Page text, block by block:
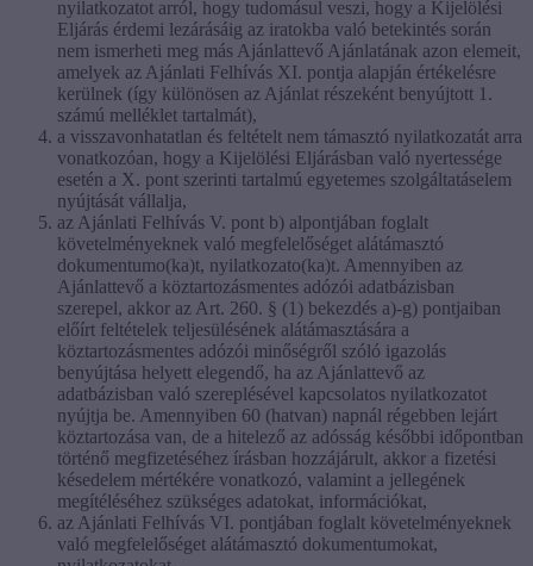
nyilatkozatot arról, hogy tudomásul veszi, hogy a Kijelölési
Eljárás érdemi lezárásáig az iratokba való betekintés során
nem ismerheti meg más Ajánlattevő Ajánlatának azon elemeit,
amelyek az Ajánlati Felhívás XI. pontja alapján értékelésre
kerülnek (így különösen az Ajánlat részeként benyújtott 1.
számú melléklet tartalmát),
a visszavonhatatlan és feltételt nem támasztó nyilatkozatát arra
vonatkozóan, hogy a Kijelölési Eljárásban való nyertessége
esetén a X. pont szerinti tartalmú egyetemes szolgáltatáselem
nyújtását vállalja,
az Ajánlati Felhívás V. pont b) alpontjában foglalt
követelményeknek való megfelelőséget alátámasztó
dokumentumo(ka)t, nyilatkozato(ka)t. Amennyiben az
Ajánlattevő a köztartozásmentes adózói adatbázisban
szerepel, akkor az Art. 260. § (1) bekezdés a)-g) pontjaiban
előírt feltételek teljesülésének alátámasztására a
köztartozásmentes adózói minőségről szóló igazolás
benyújtása helyett elegendő, ha az Ajánlattevő az
adatbázisban való szereplésével kapcsolatos nyilatkozatot
nyújtja be. Amennyiben 60 (hatvan) napnál régebben lejárt
köztartozása van, de a hitelező az adósság későbbi időpontban
történő megfizetéséhez írásban hozzájárult, akkor a fizetési
késedelem mértékére vonatkozó, valamint a jellegének
megítéléséhez szükséges adatokat, információkat,
az Ajánlati Felhívás VI. pontjában foglalt követelményeknek
való megfelelőséget alátámasztó dokumentumokat,